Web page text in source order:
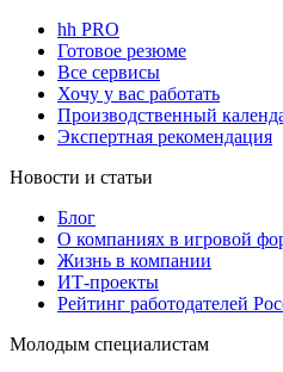
hh PRO
Готовое резюме
Все сервисы
Хочу у вас работать
Производственный
Экспертная рекомендация
Новости и статьи
Блог
О компаниях в игровой
Жизнь в компании
ИТ-проекты
Рейтинг работодателей
Молодым специалистам